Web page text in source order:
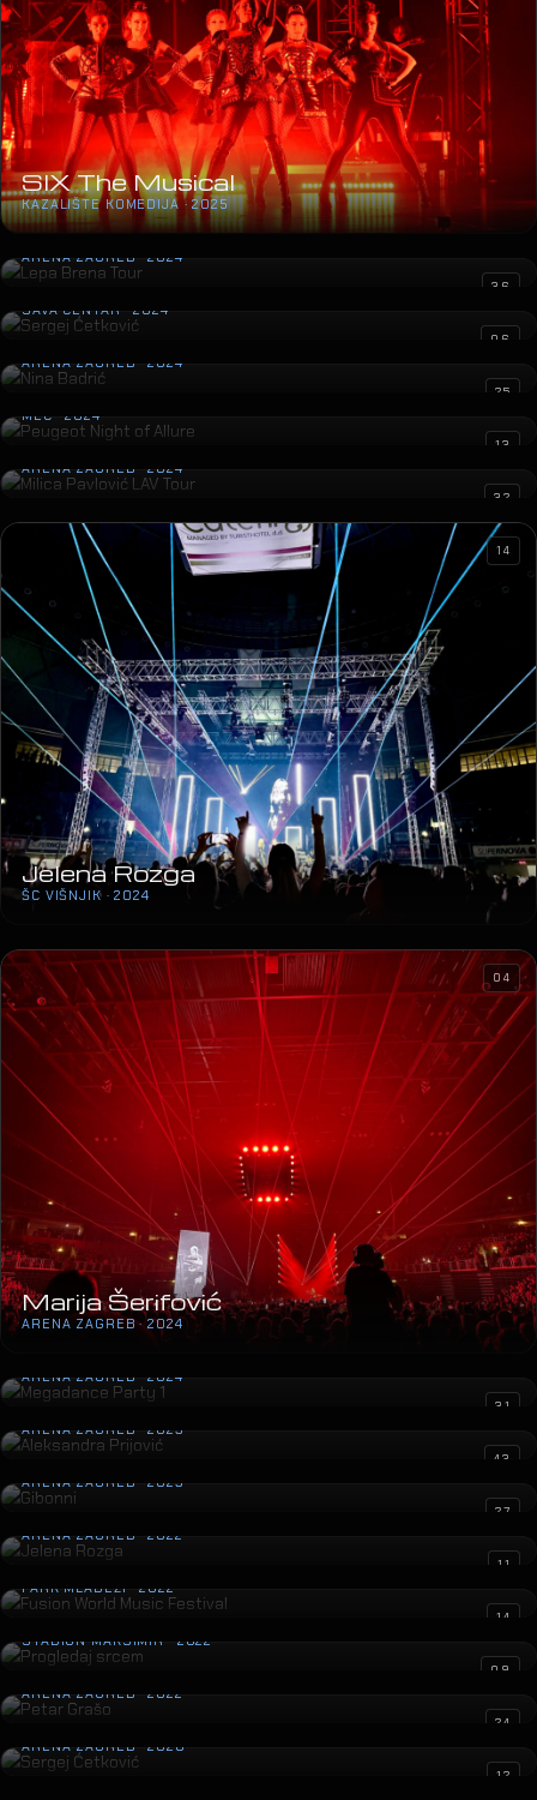
SIX The Musical
KAZALIŠTE KOMEDIJA · 2025
Lepa Brena Tour
ARENA ZAGREB · 2024
36
Sergej Ćetković
SAVA CENTAR · 2024
06
Nina Badrić
ARENA ZAGREB · 2024
25
Peugeot Night of Allure
MEC · 2024
13
Milica Pavlović LAV Tour
ARENA ZAGREB · 2024
32
Jelena Rozga
ŠC VIŠNJIK · 2024
14
Marija Šerifović
ARENA ZAGREB · 2024
04
ARENA ZAGREB · 2024
31
Aleksandra Prijović
ARENA ZAGREB · 2023
43
Gibonni
ARENA ZAGREB · 2023
27
Jelena Rozga
ARENA ZAGREB · 2022
11
Fusion World Music Festival
PARK MLADEŽI · 2022
14
Progledaj srcem
STADION MAKSIMIR · 2022
09
Petar Grašo
ARENA ZAGREB · 2022
24
Sergej Ćetković
ARENA ZAGREB · 2020
12
Oliver “Vridilo je”